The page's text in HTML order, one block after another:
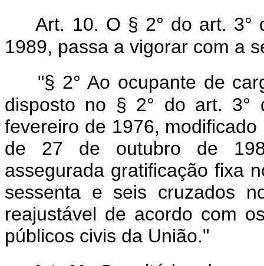
Art. 10. O § 2° do art. 3°
1989, passa a vigorar com a
"§ 2° Ao ocupante de
disposto no § 2° do art. 3°
fevereiro de 1976,
de 27 de outubro de
assegurada gratificação fixa
sessenta e seis cruzados
reajustável de acordo com
públicos civis da União."